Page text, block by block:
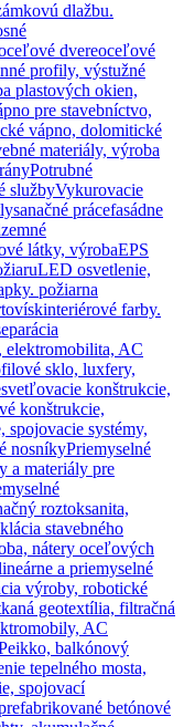
dlažbu.
dvereoceľové
profily, výstužné
plastových okien,
pre stavebníctvo,
vápno, dolomitické
materiály, výroba
Potrubné
službyVykurovacie
sanačné prácefasádne
látky, výrobaEPS
LED osvetlenie,
požiarna
interiérové farby.
elektromobilita, AC
sklo, luxfery,
konštrukcie,
konštrukcie,
spojovacie systémy,
nosníkyPriemyselné
a materiály pre
roztoksanita,
stavebného
nátery oceľových
a priemyselné
výroby, robotické
geotextília, filtračná
AC
balkónový
tepelného mosta,
spojovací
betónové